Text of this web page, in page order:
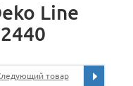
Line
товар